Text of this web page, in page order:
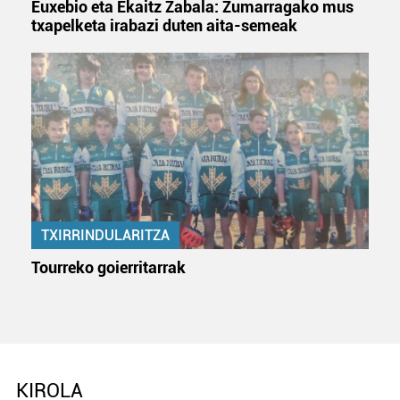
datuen atalean. Edozein unetan alda edo ken dezakezu
Webgune honek cookie propioak eta hirugarrenen cookie-
fitxategiak erabiltzen ditu. Zure esperientzia eta
zerbitzuak hobetzeko asmoz, cookie teknologiaz
baliatzen gara. Ohar hau onartuz gero, teknologia hori
erabiltzeko baimen esplizitua ematen diguzu.Gehiago
irakurri
Euxebio eta Ekaitz Zabala: Zumarragako mus
txapelketa irabazi duten aita-semeak
TXIRRINDULARITZA
Tourreko goierritarrak
KIROLA